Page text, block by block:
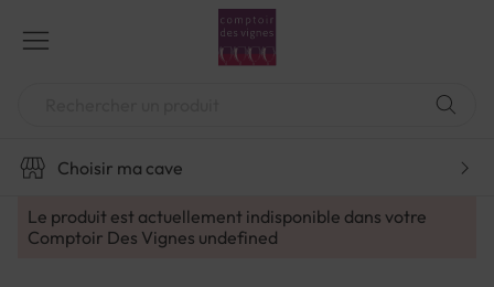
contenu
Choisir ma cave
Le produit est actuellement indisponible dans votre
Comptoir Des Vignes undefined